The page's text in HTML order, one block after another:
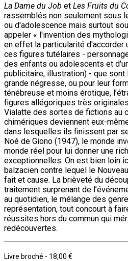
La Dame du Job et Les Fruits du
rassemblés non seulement sous
ou d'adolescence mais surtout
appeler « l'invention des
en effet la particularité d'accorder
ces figures tutélaires -
des enfants ou adolescents et
publicitaire, illustration) - que sont
grande négresse, ou pour leur
ténébreuse et moins érotique,
figures allégoriques très
Vialatte des sortes de fictions au
chimériques deviennent eux-
dans lesquelles ils finissent par
Noé de Giono (1947), le monde
monde réel pour lui donner une
exceptionnelles. On est bien loin
balzacien contre lequel le
fait et cause. La brièveté du
traitement surprenant de
au quotidien, le mélange des
représentation, tout concourt à
réussites hors du commun qui
redécouvertes.
Livre broché - 18,00 €